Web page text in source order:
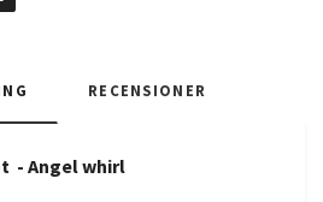
RECENSIONER
- Angel whirl